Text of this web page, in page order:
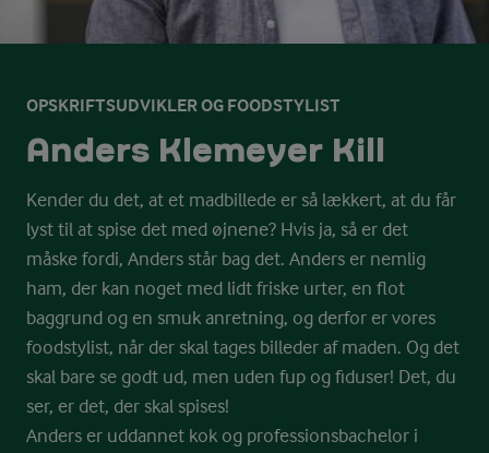
OPSKRIFTSUDVIKLER OG FOODSTYLIST
Anders Klemeyer Kill
Kender du det, at et madbillede er så lækkert, at du får
lyst til at spise det med øjnene? Hvis ja, så er det
måske fordi, Anders står bag det. Anders er nemlig
ham, der kan noget med lidt friske urter, en flot
baggrund og en smuk anretning, og derfor er vores
foodstylist, når der skal tages billeder af maden. Og det
skal bare se godt ud, men uden fup og fiduser! Det, du
ser, er det, der skal spises!
Anders er uddannet kok og professionsbachelor i